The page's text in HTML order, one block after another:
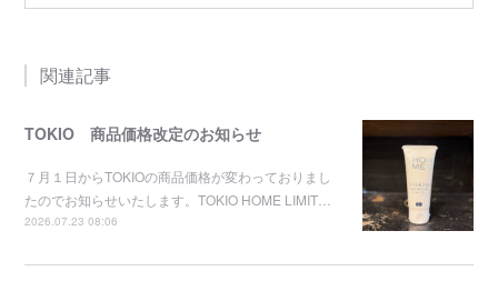
関連記事
TOKIO 商品価格改定のお知らせ
７月１日からTOKIOの商品価格が変わっておりまし
たのでお知らせいたします。TOKIO HOME LIMIT…
2026.07.23 08:06